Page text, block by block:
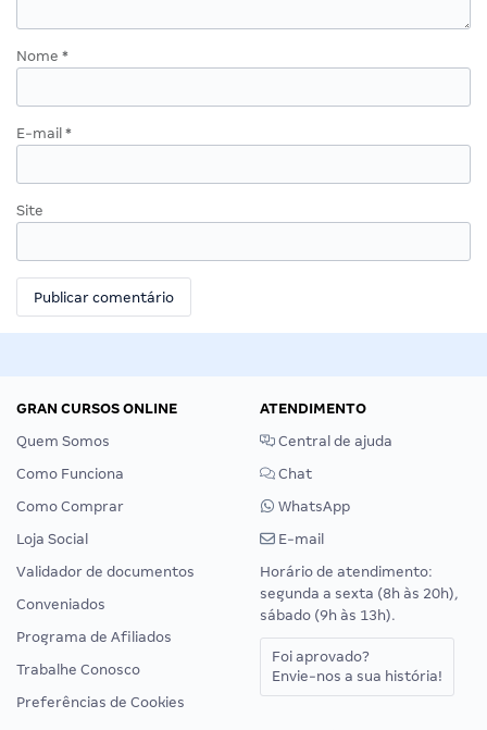
Nome *
E-mail *
Site
GRAN CURSOS ONLINE
Quem Somos
Como Funciona
Como Comprar
Loja Social
Validador de documentos
Conveniados
Programa de Afiliados
Trabalhe Conosco
Preferências de Cookies
ATENDIMENTO
Central de ajuda
Chat
WhatsApp
E-mail
Horário de atendimento:
segunda a sexta (8h às 20h),
sábado (9h às 13h).
Foi aprovado?
Envie-nos a sua história!